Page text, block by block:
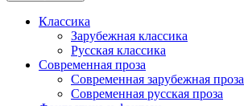
Классика
Зарубежная классика
Русская классика
Современная проза
Современная зарубежная проза
Современная русская проза